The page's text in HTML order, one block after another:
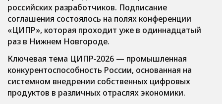
российских разработчиков. Подписание
соглашения состоялось на полях конференции
«ЦИПР», которая проходит уже в одиннадцатый
раз в Нижнем Новгороде.
Ключевая тема ЦИПР‑2026 — промышленная
конкурентоспособность России, основанная на
системном внедрении собственных цифровых
продуктов в различных отраслях экономики.